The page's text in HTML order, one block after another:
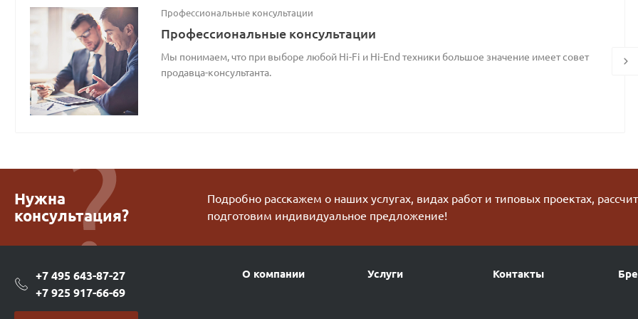
Профессиональные консультации
Профессиональные консультации
Мы понимаем, что при выборе любой Hi-Fi и Hi-End техники большое значение имеет совет
продавца-консультанта.
Нужна
консультация?
Подробно расскажем о наших услугах, видах работ и типовых проектах,
подготовим индивидуальное предложение!
+7 495 643-87-27
+7 925 917-66-69
О компании Услуги Контакты